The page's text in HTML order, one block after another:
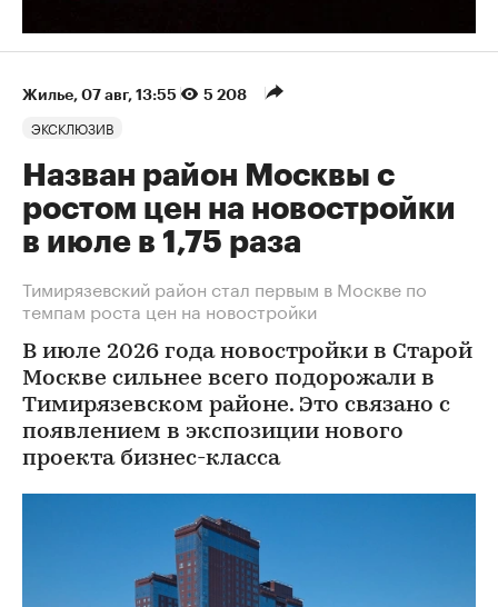
Жилье 07 авг, 13:55 5 208
ЭКСКЛЮЗИВ
Назван район Москвы с
ростом цен на новостройки
в июле в 1,75 раза
Тимирязевский район стал первым в Москве по
темпам роста цен на новостройки
В июле 2026 года новостройки в Старой
Москве сильнее всего подорожали в
Тимирязевском районе. Это связано с
появлением в экспозиции нового
проекта бизнес-класса